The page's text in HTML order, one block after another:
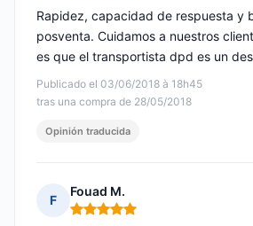
Publicado el 03/06/2018 à 18h45
tras una compra de 28/05/2018
Rapidez, capacidad de respuesta y
posventa. Cuidamos a nuestros
es que el transportista dpd es un
Opinión traducida
F
Fouad M.
Nota: 5 de 5